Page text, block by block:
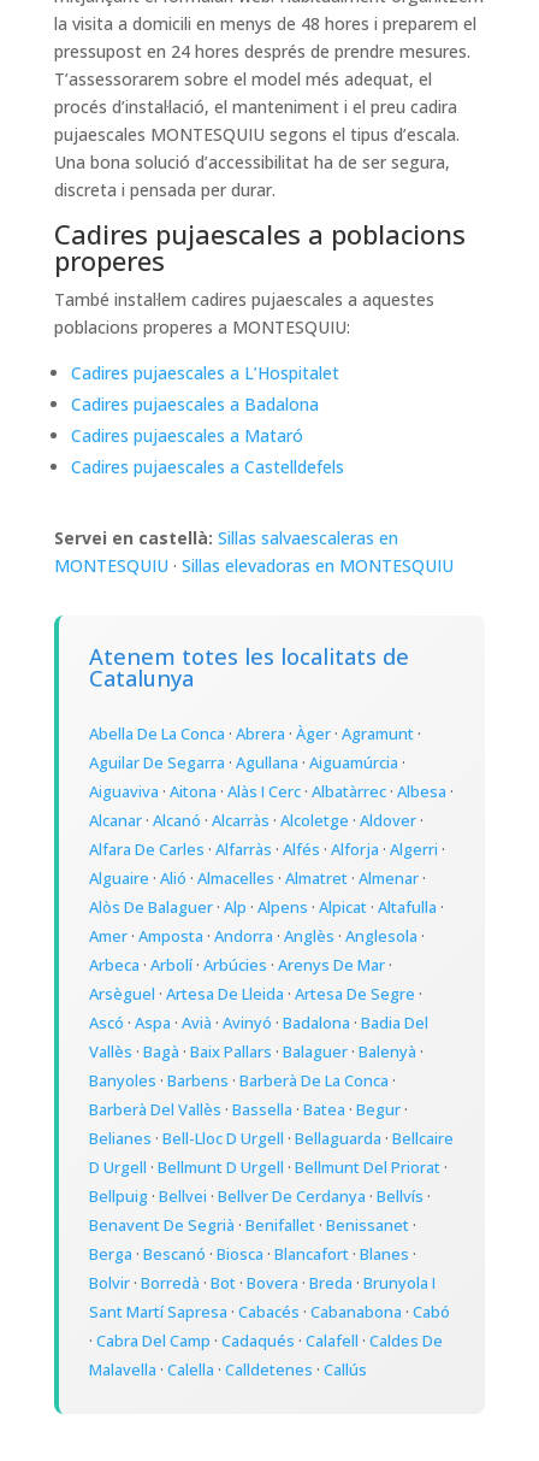
la visita a domicili en menys de 48 hores i preparem el
pressupost en 24 hores després de prendre mesures.
T’assessorarem sobre el model més adequat, el
procés d’instal·lació, el manteniment i el preu cadira
pujaescales MONTESQUIU segons el tipus d’escala.
Una bona solució d’accessibilitat ha de ser segura,
discreta i pensada per durar.
Cadires pujaescales a poblacions
properes
També instal·lem cadires pujaescales a aquestes
poblacions properes a MONTESQUIU:
Cadires pujaescales a L’Hospitalet
Cadires pujaescales a Badalona
Cadires pujaescales a Mataró
Cadires pujaescales a Castelldefels
Servei en castellà: Sillas salvaescaleras en
MONTESQUIU · Sillas elevadoras en MONTESQUIU
Atenem totes les localitats de
Catalunya
Abella De La Conca · Abrera · Àger· Agramunt·
Aguilar De Segarra · Agullana · Aiguamúrcia ·
Aiguaviva · Aitona · Alàs I Cerc· Albatàrrec· Albesa ·
Alcanar· Alcanó · Alcarràs · Alcoletge · Aldover·
Alfara De Carles · Alfarràs · Alfés · Alforja · Algerri ·
Alguaire · Alió · Almacelles · Almatret· Almenar·
Alòs De Balaguer· Alp · Alpens · Alpicat· Altafulla ·
Amer· Amposta · Andorra · Anglès · Anglesola ·
Arbeca · Arbolí· Arbúcies · Arenys De Mar·
Arsèguel · Artesa De Lleida · Artesa De Segre ·
Ascó · Aspa · Avià · Avinyó · Badalona · Badia Del
Vallès · Bagà · Baix Pallars · Balaguer· Balenyà ·
Banyoles · Barbens · Barberà De La Conca ·
Barberà Del Vallès · Bassella · Batea · Begur·
Belianes · Bell-Lloc D Urgell · Bellaguarda · Bellcaire
D Urgell · Bellmunt D Urgell · Bellmunt Del Priorat·
Bellpuig· Bellvei · Bellver De Cerdanya · Bellvís ·
Benavent De Segrià · Benifallet· Benissanet·
Berga · Bescanó · Biosca · Blancafort· Blanes ·
Bolvir· Borredà · Bot· Bovera · Breda · Brunyola I
Sant Martí Sapresa · Cabacés · Cabanabona · Cabó
· Cabra Del Camp · Cadaqués · Calafell · Caldes De
Malavella · Calella · Calldetenes · Callús